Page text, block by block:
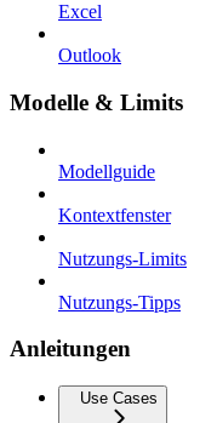
Excel
Outlook
Modelle & Limits
Modellguide
Kontextfenster
Nutzungs-Limits
Nutzungs-Tipps
Anleitungen
Use Cases